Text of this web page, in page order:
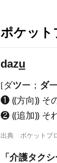
ポケット
dazu
[ダツー； ダ
❶ ⸨方向⸩ そ
❷ ⸨追加⸩ そ
出典 ポケットプ
「介護タク